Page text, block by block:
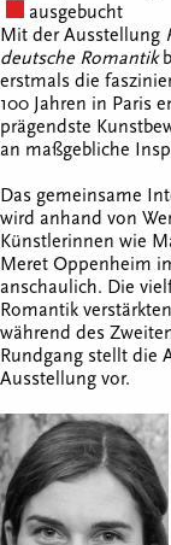
ausgebucht
Mit der Ausstellung
deutsche Romantik
erstmals die
100 Jahren in Paris
prägendste
an maßgebliche
Das gemeinsame
wird anhand von
Künstlerinnen wie
Meret Oppenheim
anschaulich. Die
Romantik
während des
Rundgang stellt die
Ausstellung vor.